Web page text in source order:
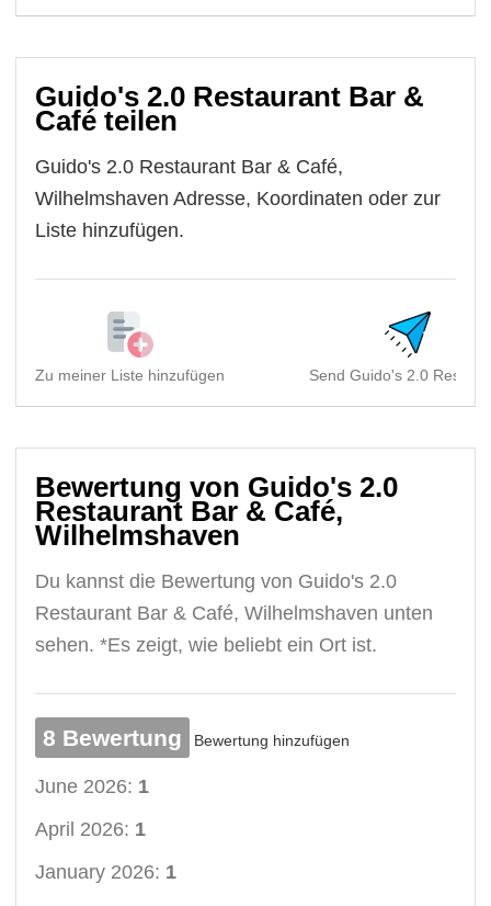
Guido's 2.0 Restaurant Bar &
Café teilen
Guido's 2.0 Restaurant Bar & Café,
Wilhelmshaven Adresse, Koordinaten oder zur
Liste hinzufügen.
Zu meiner Liste hinzufügen Send Guido's 2.0
Bewertung von Guido's 2.0
Restaurant Bar & Café,
Wilhelmshaven
Du kannst die Bewertung von Guido's 2.0
Restaurant Bar & Café, Wilhelmshaven unten
sehen. *Es zeigt, wie beliebt ein Ort ist.
8 Bewertung Bewertung hinzufügen
June 2026: 1
April 2026: 1
January 2026: 1